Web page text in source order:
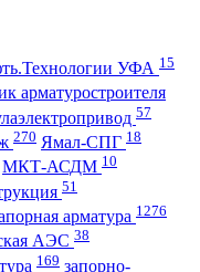
УФА 15
арматуростроителя
57
270 Ямал-СПГ 18
МКТ-АСДМ 10
51
арматура 1276
АЭС 38
169 запорно-